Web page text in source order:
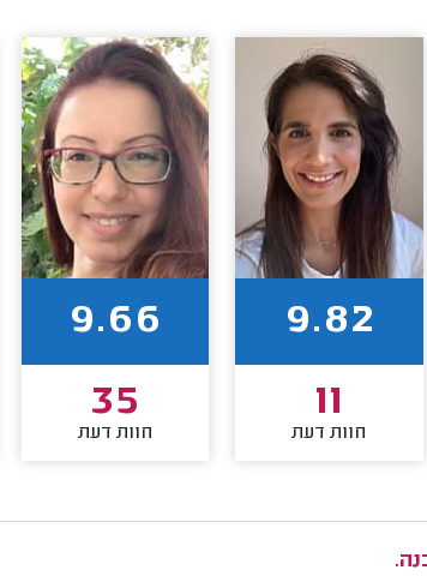
9.82
11
חוות דעת
9.66
35
חוות דעת